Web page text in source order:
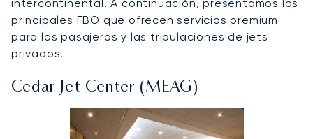
intercontinental. A continuación, presentamos los
principales FBO que ofrecen servicios premium
para los pasajeros y las tripulaciones de jets
privados.
Cedar Jet Center (MEAG)